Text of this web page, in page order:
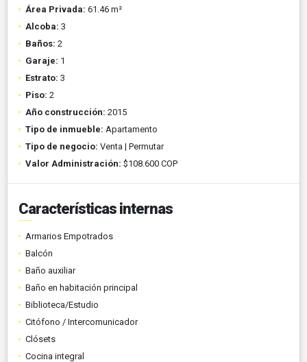
Área Privada: 61.46 m²
Alcoba: 3
Baños: 2
Garaje: 1
Estrato: 3
Piso: 2
Año construcción: 2015
Tipo de inmueble: Apartamento
Tipo de negocio: Venta | Permutar
Valor Administración: $108.600 COP
Características internas
Armarios Empotrados
Balcón
Baño auxiliar
Baño en habitación principal
Biblioteca/Estudio
Citófono / Intercomunicador
Clósets
Cocina integral